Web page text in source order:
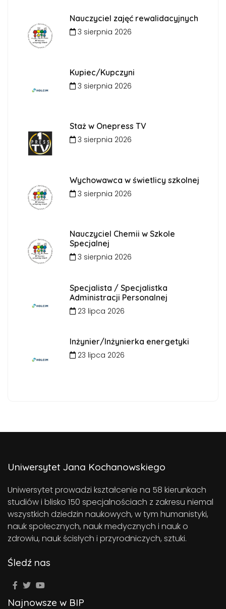
Nauczyciel zajęć rewalidacyjnych
3 sierpnia 2026
Kupiec/Kupczyni
3 sierpnia 2026
Staż w Onepress TV
3 sierpnia 2026
Wychowawca w świetlicy szkolnej
3 sierpnia 2026
Nauczyciel Chemii w Szkole
Specjalnej
3 sierpnia 2026
Specjalista / Specjalistka
Administracji Personalnej
23 lipca 2026
Inżynier/Inżynierka energetyki
23 lipca 2026
Uniwersytet Jana Kochanowskiego
Uniwersytet prowadzi kształcenie na 58 kierunkach
studiów i blisko 150 specjalnościach z zakresu niemal
wszystkich dziedzin naukowych, w tym humanistyki,
nauk społecznych, nauk medycznych i nauk o
zdrowiu, nauk ścisłych i przyrodniczych, sztuki.
Śledź nas
Najnowsze w BIP